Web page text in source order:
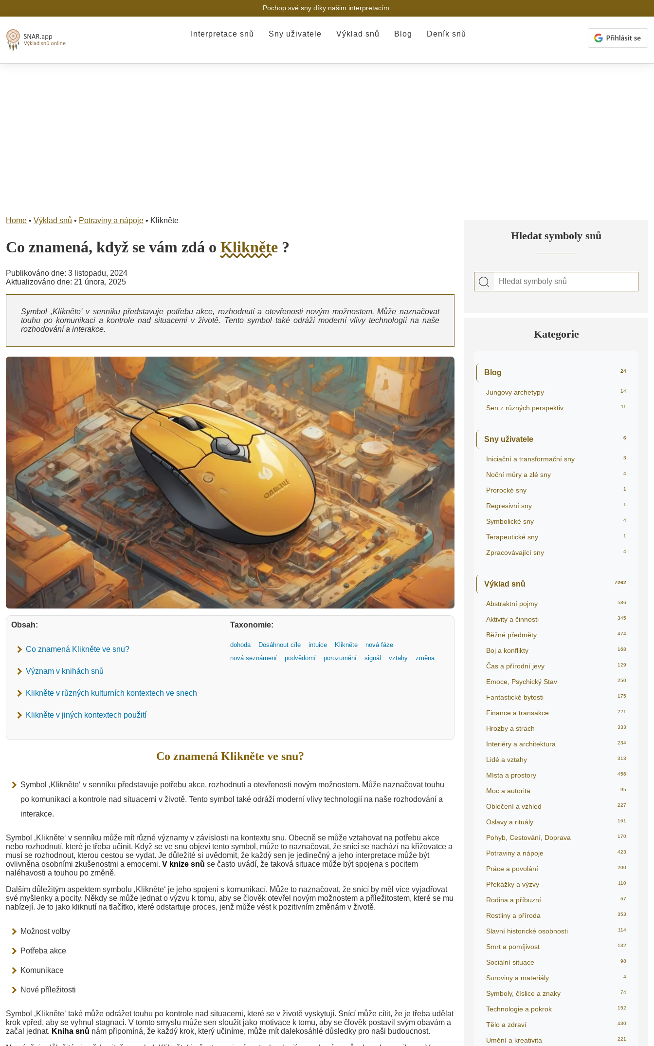
Pochop své sny díky našim interpretacím.
Interpretace snů Sny uživatele Výklad snů Blog Deník snů
Home • Výklad snů • Potraviny a nápoje • Klikněte
Co znamená, když se vám zdá o Klikněte ?
Publikováno dne: 3 listopadu, 2024
Aktualizováno dne: 21 února, 2025
Symbol ‚Klikněte‘ v senníku představuje potřebu akce, rozhodnutí a otevřenosti novým možnostem. Může naznačovat
touhu po komunikaci a kontrole nad situacemi v životě. Tento symbol také odráží moderní vlivy technologií na naše
rozhodování a interakce.
Obsah:
Co znamená Klikněte ve snu?
Význam v knihách snů
Klikněte v různých kulturních kontextech ve snech
Klikněte v jiných kontextech použití
Taxonomie:
dohoda Dosáhnout cíle intuice Klikněte
nová fáze
nová seznámení
podvědomí porozumění signál vztahy změna
Co znamená Klikněte ve snu?
Symbol ‚Klikněte‘ v senníku představuje potřebu akce, rozhodnutí a otevřenosti novým možnostem. Může naznačovat touhu
po komunikaci a kontrole nad situacemi v životě. Tento symbol také odráží moderní vlivy technologií na naše rozhodování a
interakce.
Symbol ‚Klikněte‘ v senníku může mít různé významy v závislosti na kontextu snu. Obecně se může vztahovat na potřebu akce
nebo rozhodnutí, které je třeba učinit. Když se ve snu objeví tento symbol, může to naznačovat, že snící se nachází na křižovatce a
musí se rozhodnout, kterou cestou se vydat. Je důležité si uvědomit, že každý sen je jedinečný a jeho interpretace může být
ovlivněna osobními zkušenostmi a emocemi. V knize snů se často uvádí, že taková situace může být spojena s pocitem
naléhavosti a touhou po změně.
Dalším důležitým aspektem symbolu ‚Klikněte‘ je jeho spojení s komunikací. Může to naznačovat, že snící by měl více vyjadřovat
své myšlenky a pocity. Někdy se může jednat o výzvu k tomu, aby se člověk otevřel novým možnostem a příležitostem, které se mu
nabízejí. Je to jako kliknutí na tlačítko, které odstartuje proces, jenž může vést k pozitivním změnám v životě.
Možnost volby
Potřeba akce
Komunikace
Nové příležitosti
Symbol ‚Klikněte‘ také může odrážet touhu po kontrole nad situacemi, které se v životě vyskytují. Snící může cítit, že je třeba udělat
krok vpřed, aby se vyhnul stagnaci. V tomto smyslu může sen sloužit jako motivace k tomu, aby se člověk postavil svým obavám a
začal jednat. Kniha snů nám připomíná, že každý krok, který učiníme, může mít dalekosáhlé důsledky pro naši budoucnost.
Hledat symboly snů
Kategorie
Blog 24
Jungovy archetypy 14
Sen z různých perspektiv 11
Sny uživatele 6
Iniciační a transformační sny 3
Noční můry a zlé sny 4
Prorocké sny 1
Regresivní sny 1
Symbolické sny 4
Terapeutické sny 1
Zpracovávající sny 4
Výklad snů 7262
Abstraktní pojmy 586
Aktivity a činnosti 345
Běžné předměty 474
Boj a konflikty 168
Čas a přírodní jevy 129
Emoce, Psychický Stav 250
Fantastické bytosti 175
Finance a transakce 221
Hrozby a strach 333
Interiéry a architektura 234
Lidé a vztahy 313
Místa a prostory 456
Moc a autorita 95
Oblečení a vzhled 227
Oslavy a rituály 161
Pohyb, Cestování, Doprava 170
Potraviny a nápoje 423
Práce a povolání 200
Překážky a výzvy 110
Rodina a příbuzní 67
Rostliny a příroda 353
Slavní historické osobnosti 114
Smrt a pomíjivost 132
Sociální situace 98
Suroviny a materiály 4
Symboly, číslice a znaky 74
Technologie a pokrok 152
Tělo a zdraví 430
Umění a kreativita 221